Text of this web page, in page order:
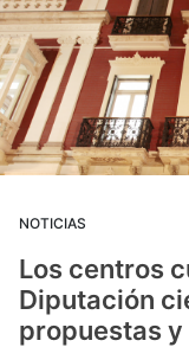
NOTICIAS
Los centros
Diputación
propuestas